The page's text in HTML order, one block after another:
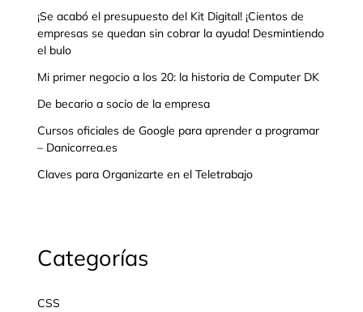
¡Se acabó el presupuesto del Kit Digital! ¡Cientos de
empresas se quedan sin cobrar la ayuda! Desmintiendo
el bulo
Mi primer negocio a los 20: la historia de Computer DK
De becario a socio de la empresa
Cursos oficiales de Google para aprender a programar
– Danicorrea.es
Claves para Organizarte en el Teletrabajo
Categorías
CSS